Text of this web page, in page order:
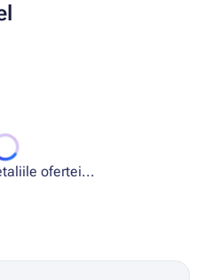
ofertei...